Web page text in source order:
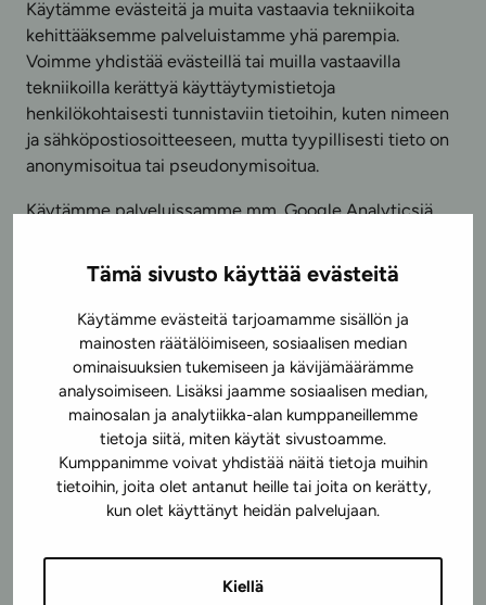
Tämä sivusto käyttää evästeitä
Käytämme evästeitä tarjoamamme sisällön ja
mainosten räätälöimiseen, sosiaalisen median
ominaisuuksien tukemiseen ja kävijämäärämme
analysoimiseen. Lisäksi jaamme sosiaalisen median,
mainosalan ja analytiikka-alan kumppaneillemme
tietoja siitä, miten käytät sivustoamme.
Kumppanimme voivat yhdistää näitä tietoja muihin
tietoihin, joita olet antanut heille tai joita on kerätty,
kun olet käyttänyt heidän palvelujaan.
Kiellä
Käytämme evästeitä ja muita vastaavia tekniikoita
kehittääksemme palveluistamme yhä parempia.
Voimme yhdistää evästeillä tai muilla vastaavilla
tekniikoilla kerättyä käyttäytymistietoja
henkilökohtaisesti tunnistaviin tietoihin, kuten nimeen
ja sähköpostiosoitteeseen, mutta tyypillisesti tieto on
anonymisoitua tai pseudonymisoitua.
Käytämme palveluissamme mm. Google Analyticsiä
käyttämiin evästeisiin tallennettavat tiedot (esimerkiksi
pseudonymisoidut IP-osoitteet) lähetetään edelleen
tallennettaviksi Googlen palvelimiin eri puolilla
maailmaa. Tästä johtuen kyseisiä tietoja voidaan
käsitellä palvelimilla, jotka sijaitsevat muualla kuin
käyttäjän asuinmaassa.
Voit kieltäytyä Google Analyticsin tietojenkeruusta
lataamalla selaimeesi lisäosan osoitteesta:
https://tools.google.com/dlpage/gaoptout
7. Tietojen luovutukset